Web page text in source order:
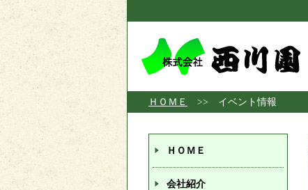
ＨＯＭＥ >> イベント情報
ＨＯＭＥ
会社紹介